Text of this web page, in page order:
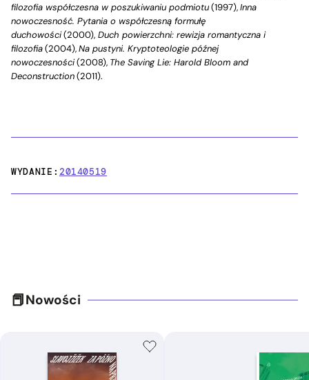
filozofia współczesna w poszukiwaniu podmiotu(1997),Inna
nowoczesność. Pytania o współczesną formułę
duchowości(2000), Duch powierzchni: rewizja romantyczna i
filozofia(2004),Na pustyni. Kryptoteologie późnej
nowoczesności(2008), The Saving Lie: Harold Bloom and
Deconstruction(2011).
WYDANIE:20140519
Nowości